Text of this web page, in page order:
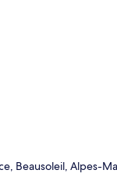
Beausoleil, Alpes-